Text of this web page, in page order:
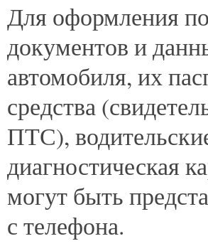
Для оформления
документов и
автомобиля, их
средства
ПТС),
диагностическая
могут быть
с телефона.